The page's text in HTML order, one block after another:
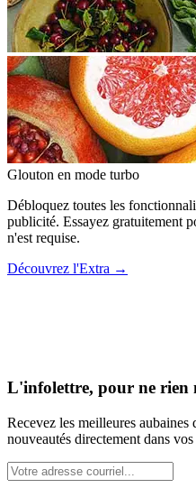
Glouton en mode turbo
Débloquez toutes les
publicité. Essayez gratuitement
n'est requise.
Découvrez l'Extra →
L'infolettre, pour ne rien
Recevez les meilleures aubaines
nouveautés directement dans